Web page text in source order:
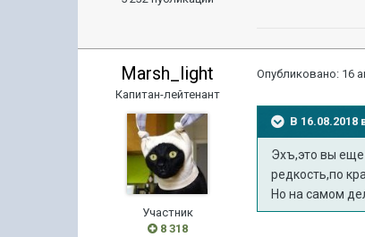
Marsh_light
Капитан-лейтенант
Участник
8 318
Опубликовано: 16
В 16.08.2018
Эхъ,это вы
редкость,по
Но на самом